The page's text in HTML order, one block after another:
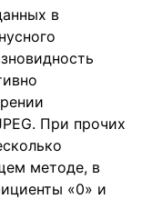
в
При прочих
методе, в
«0» и